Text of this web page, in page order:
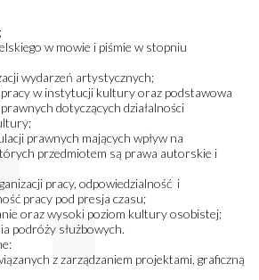
w mowie i piśmie w stopniu
wydarzeń artystycznych;
pracy w instytucji kultury oraz podstawowa
dotyczących działalności
prawnych mających wpływ na
przedmiotem są prawa autorskie i
pracy, odpowiedzialność i
pracy pod presja czasu;
oraz wysoki poziom kultury osobistej;
podróży służbowych.
z zarządzaniem projektami, graficzną